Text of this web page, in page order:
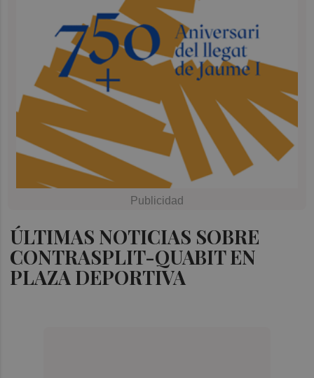
ÚLTIMAS NOTICIAS SOBRE
CONTRASPLIT-QUABIT EN
PLAZA DEPORTIVA